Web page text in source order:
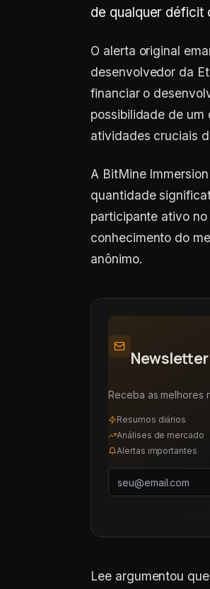
de qualquer déficit
O alerta original
desenvolvedor da
financiar o
possibilidade de
atividades cruciais
A BitMine
quantidade
participante ativo
conhecimento do
anônimo.
Receba as melhores
Resumos diários
Análises de mercado
Alertas importantes
Lee argumentou